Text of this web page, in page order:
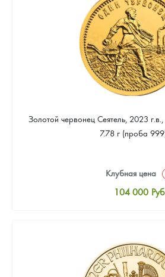
93 953 Руб.
Золотой червонец Сеятель, 2023 г.в.,
7.78 г (проба
Клубная цена
104 000
Цена выкупа
93 953 Руб.